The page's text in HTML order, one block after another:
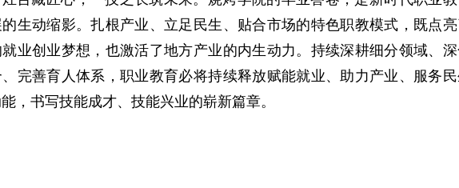
生动缩影。扎根产业、立足民生、贴合市场的特色职教模式，既点亮
业创业梦想，也激活了地方产业的内生动力。持续深耕细分领域、
完善育人体系，职业教育必将持续释放赋能就业、助力产业、服务民
，书写技能成才、技能兴业的崭新篇章。